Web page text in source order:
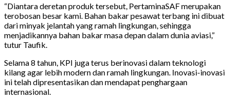
“Diantara deretan produk tersebut, PertaminaSAF merupakan
terobosan besar kami. Bahan bakar pesawat terbang ini dibuat
dari minyak jelantah yang ramah lingkungan, sehingga
menjadikannya bahan bakar masa depan dalam dunia aviasi,”
tutur Taufik.
Selama 8 tahun, KPI juga terus berinovasi dalam teknologi
kilang agar lebih modern dan ramah lingkungan. Inovasi-inovasi
ini telah dipresentasikan dan mendapat penghargaan
internasional.